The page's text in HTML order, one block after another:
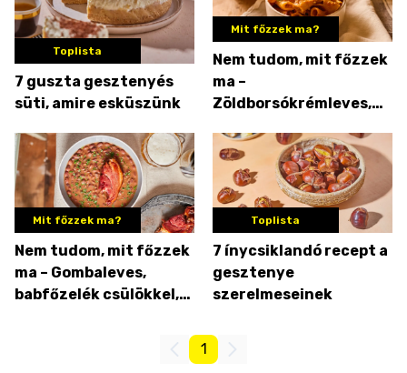
Toplista
7 guszta gesztenyés
süti, amire esküszünk
Mit főzzek ma?
Nem tudom, mit főzzek
ma –
Zöldborsókrémleves,
gesztenyés szelet
Mit főzzek ma?
Nem tudom, mit főzzek
ma – Gombaleves,
babfőzelék csülökkel,
Toplista
7 ínycsiklandó recept a
gesztenye
szerelmeseinek
1